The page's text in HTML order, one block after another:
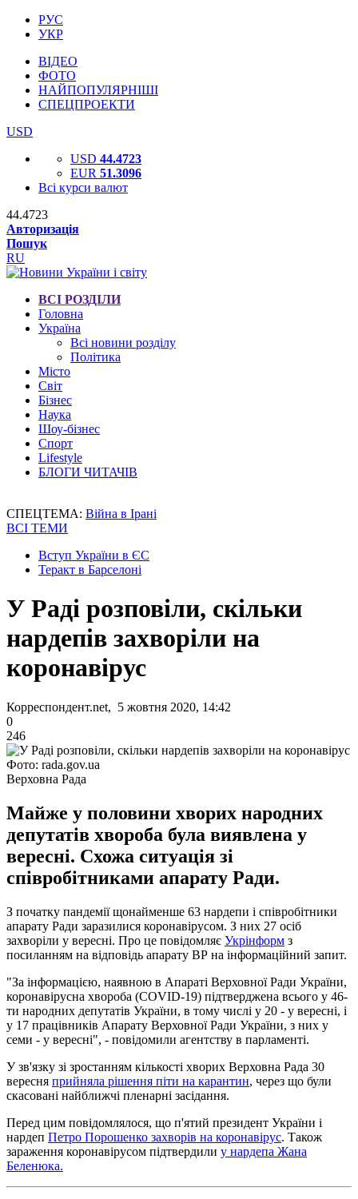
РУС
УКР
ВІДЕО
ФОТО
НАЙПОПУЛЯРНІШІ
СПЕЦПРОЕКТИ
USD
USD 44.4723
EUR 51.3096
Всі курси валют
44.4723
Авторизація
Пошук
RU
ВСІ РОЗДІЛИ
Головна
Україна
Всі новини розділу
Політика
Місто
Світ
Бізнес
Наука
Шоу-бізнес
Спорт
Lifestyle
БЛОГИ ЧИТАЧІВ
СПЕЦТЕМА: Війна в Ірані
ВСІ ТЕМИ
Вступ України в ЄС
Теракт в Барселоні
У Раді розповіли, скільки
нардепів захворіли на
коронавірус
Корреспондент.net, 5 жовтня 2020, 14:42
0
246
Фото: rada.gov.ua
Верховна Рада
Майже у половини хворих народних
депутатів хвороба була виявлена у
вересні. Схожа ситуація зі
співробітниками апарату Ради.
З початку пандемії щонайменше 63 нардепи і співробітники
апарату Ради заразилися коронавірусом. З них 27 осіб
захворіли у вересні. Про це повідомляє Укрінформ з
посиланням на відповідь апарату ВР на інформаційний запит.
"За інформацією, наявною в Апараті Верховної Ради України,
коронавірусна хвороба (COVID-19) підтверджена всього у 46-
ти народних депутатів України, в тому числі у 20 - у вересні, і
у 17 працівників Апарату Верховної Ради України, з них у
семи - у вересні", - повідомили агентству в парламенті.
У зв'язку зі зростанням кількості хворих Верховна Рада 30
вересня прийняла рішення піти на карантин, через що були
скасовані найближчі пленарні засідання.
Перед цим повідомлялося, що п'ятий президент України і
нардеп Петро Порошенко захворів на коронавірус. Також
зараження коронавірусом підтвердили у нардепа Жана
Беленюка.